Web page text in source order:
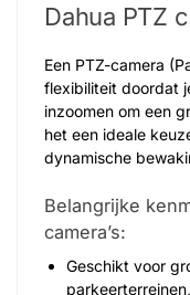
Dahua PTZ
Een PTZ-camera
flexibiliteit doordat
inzoomen om een
het een ideale
dynamische
Belangrijke
camera’s:
Geschikt voor